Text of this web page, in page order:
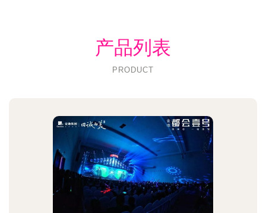
产品列表
PRODUCT